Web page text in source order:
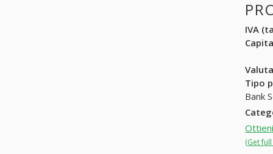
IVA
Tipo
Bank
(Get